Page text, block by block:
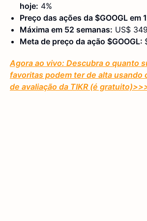
hoje: 4%
Preço das ações da $GOOGL em
Máxima em 52 semanas: US$ 349
Meta de preço da ação $GOOGL:
Agora ao vivo: Descubra o quanto
favoritas podem ter de alta usando
de avaliação da TIKR (é gratuito)